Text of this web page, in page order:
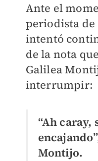
Ante el
periodista de
intentó
de la nota
Galilea
interrumpir:
“Ah caray,
Montijo.